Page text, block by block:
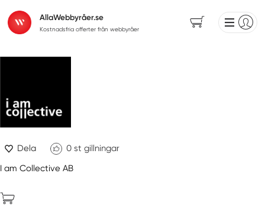
AllaWebbyråer.se
Kostnadsfria offerter från webbyråer
Dela 0 st gillningar
I am Collective AB